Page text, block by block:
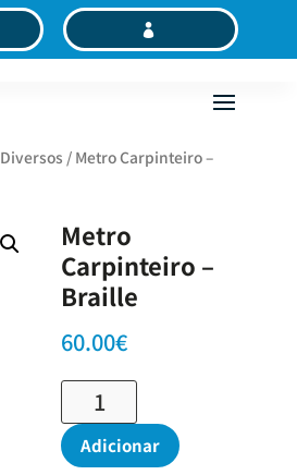
MC
Diversos / Metro Carpinteiro –
Metro
Carpinteiro –
Braille
60.00€
Quantidade
Metro
Carpinteiro
Adicionar